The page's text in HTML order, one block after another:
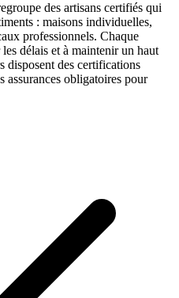
des artisans certifiés qui
: maisons individuelles,
professionnels. Chaque
délais et à maintenir un haut
disposent des certifications
assurances obligatoires pour